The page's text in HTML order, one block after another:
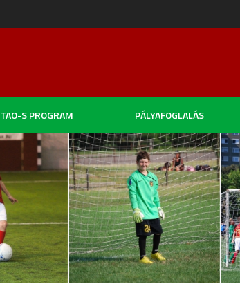
TAO-S PROGRAM PÁLYAFOGLALÁS